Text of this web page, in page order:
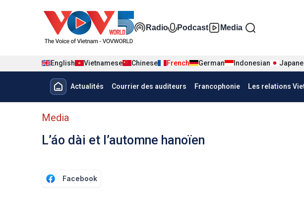
Đa phương tiện tiếng
Radio Podcast Media
English Vietnamese Chinese French German Indonesian
Menu trang chủ tiếng Pháp
Actualités Courrier des auditeurs Francophonie Les relations
menu phụ tiếng Pháp
Media
L’áo dài et l’automne hanoïen
Facebook